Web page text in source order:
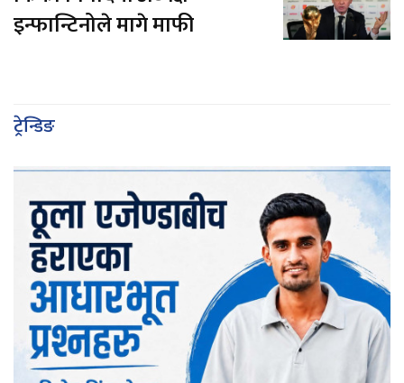
इन्फान्टिनोले मागे माफी
ट्रेन्डिङ